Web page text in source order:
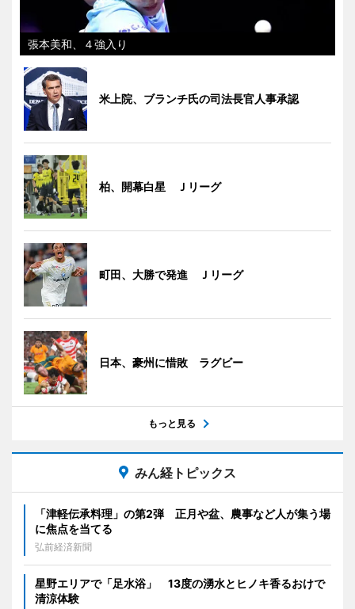
張本美和、４強入り
米上院、ブランチ氏の司法長官人事承認
柏、開幕白星 Ｊリーグ
町田、大勝で発進 Ｊリーグ
日本、豪州に惜敗 ラグビー
もっと見る
みん経トピックス
「津軽伝承料理」の第2弾 正月や盆、農事など人が集う場
に焦点を当てる
弘前経済新聞
星野エリアで「足水浴」 13度の湧水とヒノキ香るおけで
清涼体験